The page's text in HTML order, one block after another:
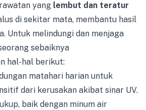
yang lembut dan teratur
di sekitar mata, membantu hasil
Untuk melindungi dan menjaga
sebaiknya
hal-hal berikut:
matahari harian untuk
dari kerusakan akibat sinar UV.
baik dengan minum air